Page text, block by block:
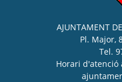
AJUNTAMENT
Pl. Major,
Tel.
Horari d'atenció